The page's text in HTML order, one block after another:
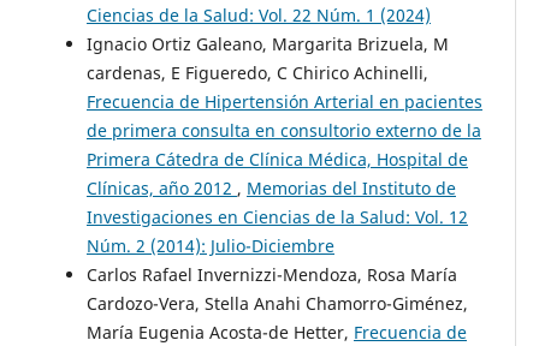
Ciencias de la Salud: Vol. 22 Núm. 1 (2024)
Ignacio Ortiz Galeano, Margarita Brizuela, M
cardenas, E Figueredo, C Chirico Achinelli,
Frecuencia de Hipertensión Arterial en pacientes
de primera consulta en consultorio externo de la
Primera Cátedra de Clínica Médica, Hospital de
Clínicas, año 2012 , Memorias del Instituto de
Investigaciones en Ciencias de la Salud: Vol. 12
Núm. 2 (2014): Julio-Diciembre
Carlos Rafael Invernizzi-Mendoza, Rosa María
Cardozo-Vera, Stella Anahi Chamorro-Giménez,
María Eugenia Acosta-de Hetter, Frecuencia de